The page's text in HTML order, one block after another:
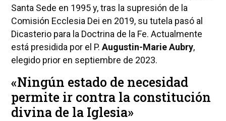
Santa Sede en 1995 y, tras la supresión de la
Comisión Ecclesia Dei en 2019, su tutela pasó al
Dicasterio para la Doctrina de la Fe. Actualmente
está presidida por el P. Augustin-Marie Aubry,
elegido prior en septiembre de 2023.
«Ningún estado de necesidad
permite ir contra la constitución
divina de la Iglesia»